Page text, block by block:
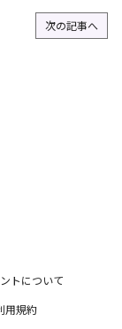
次の記事へ
トについて
用規約